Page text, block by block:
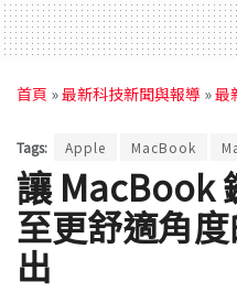
首頁 »最新科技新聞與報導 »最
Tags: Apple MacBook
讓 MacBook
至更舒適角
出